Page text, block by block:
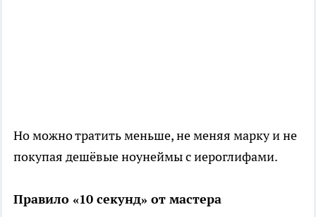
Но можно тратить меньше, не меняя марку и не
покупая дешёвые ноунеймы с иероглифами.
Правило «10 секунд» от мастера